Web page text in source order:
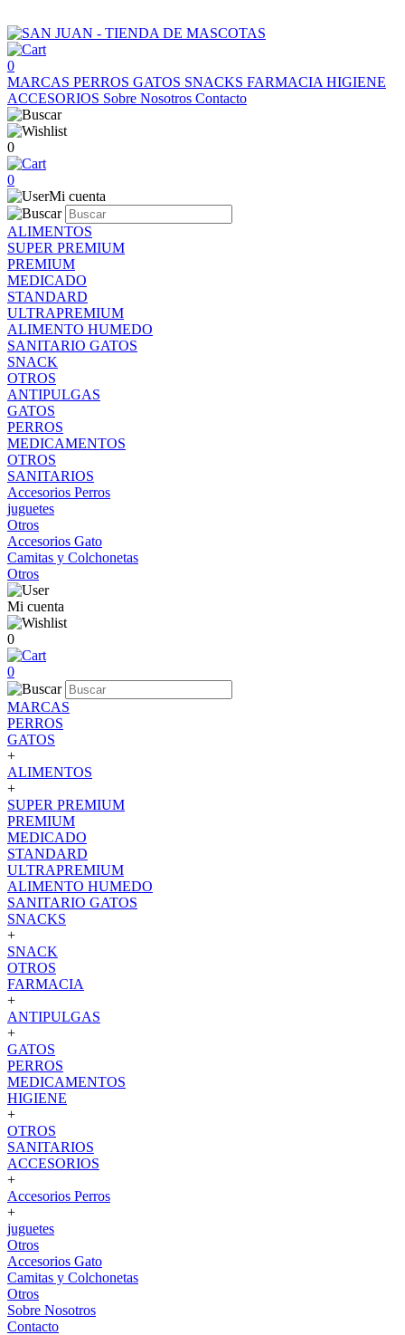
0
MARCAS PERROS GATOS SNACKS FARMACIA HIGIENE
ACCESORIOS Sobre Nosotros Contacto
0
0
Mi cuenta
ALIMENTOS
SUPER PREMIUM
PREMIUM
MEDICADO
STANDARD
ULTRAPREMIUM
ALIMENTO HUMEDO
SANITARIO GATOS
SNACK
OTROS
ANTIPULGAS
GATOS
PERROS
MEDICAMENTOS
OTROS
SANITARIOS
Accesorios Perros
juguetes
Otros
Accesorios Gato
Camitas y Colchonetas
Otros
Mi cuenta
0
0
MARCAS
PERROS
GATOS
+
ALIMENTOS
+
SUPER PREMIUM
PREMIUM
MEDICADO
STANDARD
ULTRAPREMIUM
ALIMENTO HUMEDO
SANITARIO GATOS
SNACKS
+
SNACK
OTROS
FARMACIA
+
ANTIPULGAS
+
GATOS
PERROS
MEDICAMENTOS
HIGIENE
+
OTROS
SANITARIOS
ACCESORIOS
+
Accesorios Perros
+
juguetes
Otros
Accesorios Gato
Camitas y Colchonetas
Otros
Sobre Nosotros
Contacto